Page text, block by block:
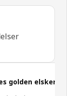
Anmeldelser i
golden elsker